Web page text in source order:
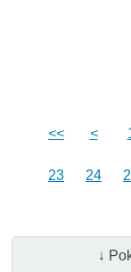
<< <
23 24
↓